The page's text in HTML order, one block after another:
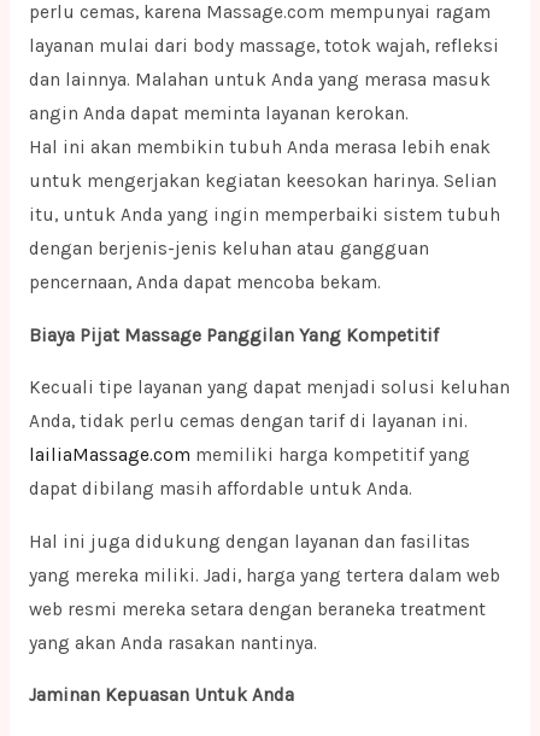
perlu cemas, karena Massage.com mempunyai ragam
layanan mulai dari body massage, totok wajah, refleksi
dan lainnya. Malahan untuk Anda yang merasa masuk
angin Anda dapat meminta layanan kerokan.
Hal ini akan membikin tubuh Anda merasa lebih enak
untuk mengerjakan kegiatan keesokan harinya. Selian
itu, untuk Anda yang ingin memperbaiki sistem tubuh
dengan berjenis-jenis keluhan atau gangguan
pencernaan, Anda dapat mencoba bekam.
Biaya Pijat Massage Panggilan Yang Kompetitif
Kecuali tipe layanan yang dapat menjadi solusi keluhan
Anda, tidak perlu cemas dengan tarif di layanan ini.
lailiaMassage.com memiliki harga kompetitif yang
dapat dibilang masih affordable untuk Anda.
Hal ini juga didukung dengan layanan dan fasilitas
yang mereka miliki. Jadi, harga yang tertera dalam web
web resmi mereka setara dengan beraneka treatment
yang akan Anda rasakan nantinya.
Jaminan Kepuasan Untuk Anda